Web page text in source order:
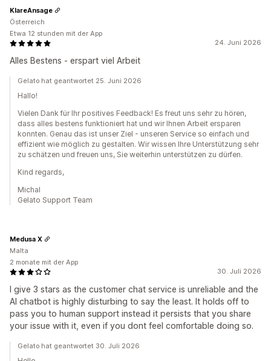
24. Juni 2026
Alles Bestens - erspart viel Arbeit
KlareAnsage
Österreich
Etwa 12 stunden mit der App
Gelato hat geantwortet 25. Juni 2026
Hallo!
Vielen Dank für Ihr positives Feedback! Es freut uns sehr zu hören,
dass alles bestens funktioniert hat und wir Ihnen Arbeit ersparen
konnten. Genau das ist unser Ziel - unseren Service so einfach und
effizient wie möglich zu gestalten. Wir wissen Ihre Unterstützung sehr
zu schätzen und freuen uns, Sie weiterhin unterstützen zu dürfen.
Kind regards,
Michal
Gelato Support Team
30. Juli 2026
I give 3 stars as the customer chat service is unreliable and the
AI chatbot is highly disturbing to say the least. It holds off to
pass you to human support instead it persists that you share
your issue with it, even if you dont feel comfortable doing so.
Medusa X
Malta
2 monate mit der App
Gelato hat geantwortet 30. Juli 2026